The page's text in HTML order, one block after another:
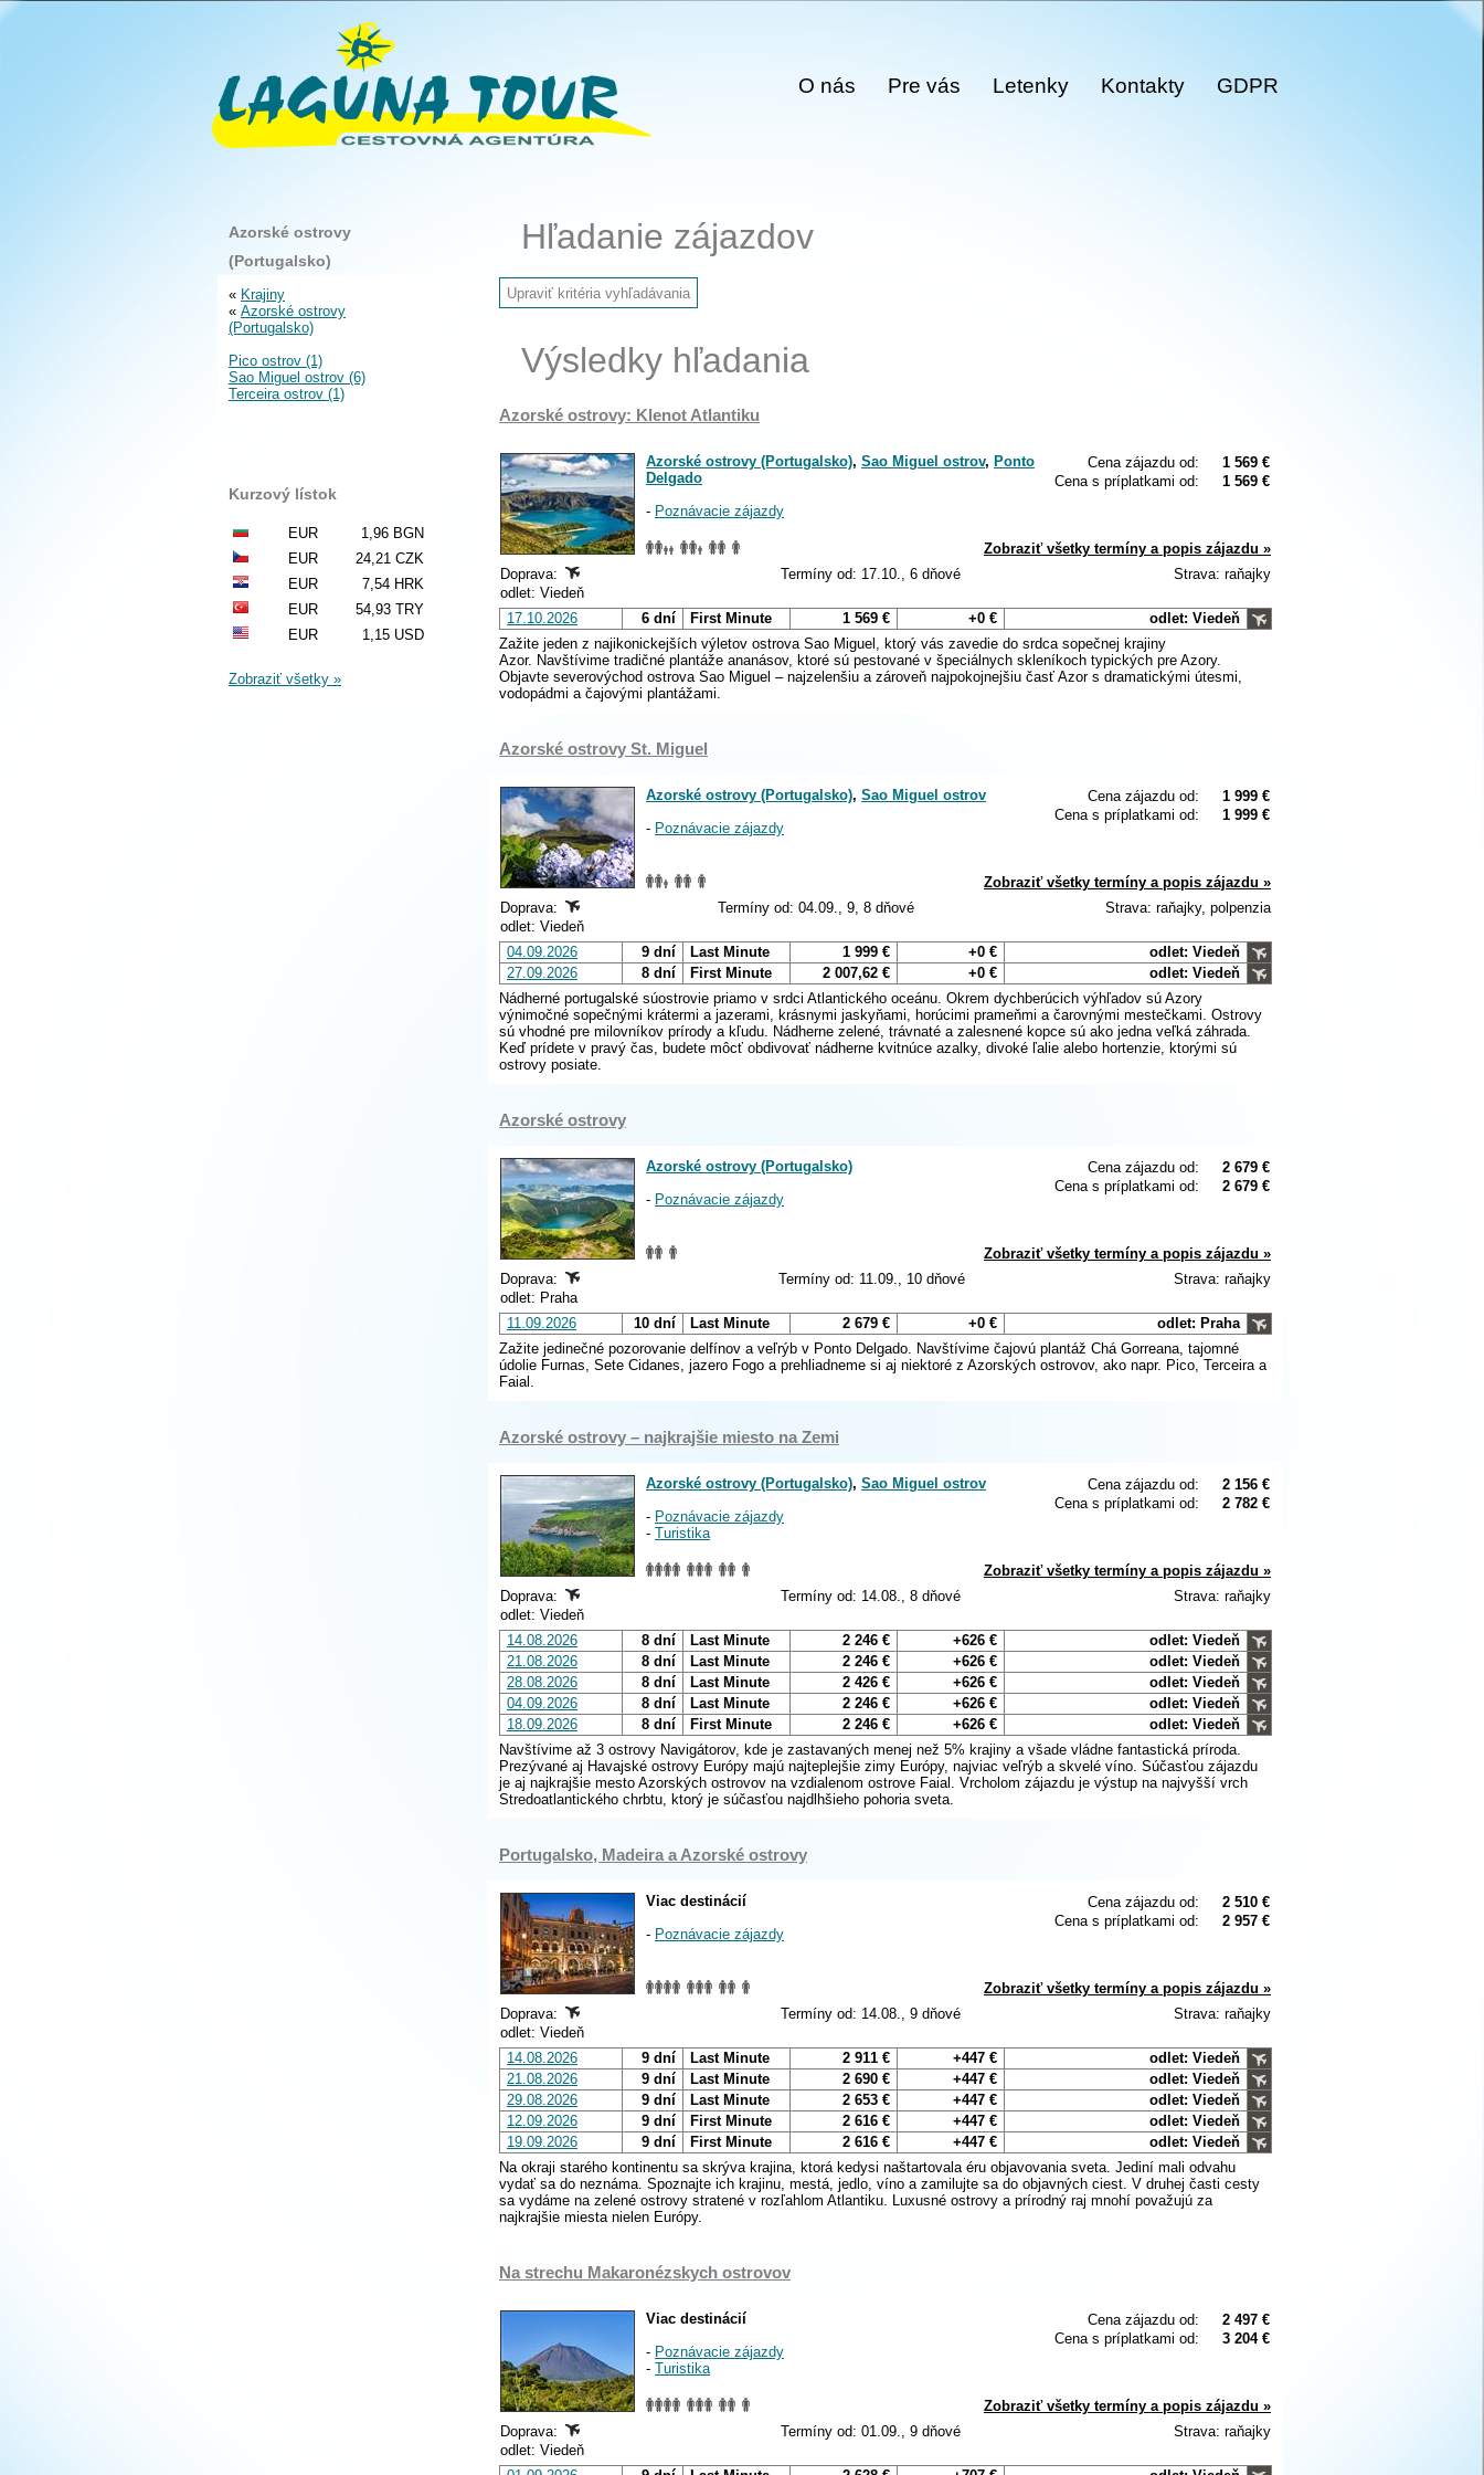
O nás Pre vás Letenky Kontakty GDPR
Hľadanie zájazdov
Výsledky hľadania
Azorské ostrovy: Klenot Atlantiku
Cena zájazdu od:
1 569 €
Cena s príplatkami od:
1 569 €
Azorské ostrovy (Portugalsko), Sao Miguel ostrov, Ponto
Delgado
- Poznávacie zájazdy
Zobraziť všetky termíny a popis zájazdu »
Doprava:
Termíny od: 17.10., 6 dňové
Strava: raňajky
odlet: Viedeň
17.10.2026
6 dní First Minute 1 569 € +0 €
odlet: Viedeň
Zažite jeden z najikonickejších výletov ostrova Sao Miguel, ktorý vás zavedie do srdca sopečnej krajiny
Azor. Navštívime tradičné plantáže ananásov, ktoré sú pestované v špeciálnych skleníkoch typických pre Azory.
Objavte severovýchod ostrova Sao Miguel – najzelenšiu a zároveň najpokojnejšiu časť Azor s dramatickými útesmi,
vodopádmi a čajovými plantážami.
Azorské ostrovy St. Miguel
Cena zájazdu od:
1 999 €
Cena s príplatkami od:
1 999 €
Azorské ostrovy (Portugalsko), Sao Miguel ostrov
- Poznávacie zájazdy
Zobraziť všetky termíny a popis zájazdu »
Doprava:
Termíny od: 04.09., 9, 8 dňové
Strava: raňajky, polpenzia
odlet: Viedeň
04.09.2026
9 dní Last Minute 1 999 € +0 €
odlet: Viedeň
27.09.2026
8 dní First Minute 2 007,62 € +0 €
odlet: Viedeň
Nádherné portugalské súostrovie priamo v srdci Atlantického oceánu. Okrem dychberúcich výhľadov sú Azory
výnimočné sopečnými krátermi a jazerami, krásnymi jaskyňami, horúcimi prameňmi a čarovnými mestečkami. Ostrovy
sú vhodné pre milovníkov prírody a kľudu. Nádherne zelené, trávnaté a zalesnené kopce sú ako jedna veľká záhrada.
Keď prídete v pravý čas, budete môcť obdivovať nádherne kvitnúce azalky, divoké ľalie alebo hortenzie, ktorými sú
ostrovy posiate.
Azorské ostrovy
Cena zájazdu od:
2 679 €
Cena s príplatkami od:
2 679 €
Azorské ostrovy (Portugalsko)
- Poznávacie zájazdy
Zobraziť všetky termíny a popis zájazdu »
Doprava:
Termíny od: 11.09., 10 dňové
Strava: raňajky
odlet: Praha
11.09.2026
10 dní Last Minute 2 679 € +0 €
odlet: Praha
Zažite jedinečné pozorovanie delfínov a veľrýb v Ponto Delgado. Navštívime čajovú plantáž Chá Gorreana, tajomné
údolie Furnas, Sete Cidanes, jazero Fogo a prehliadneme si aj niektoré z Azorských ostrovov, ako napr. Pico, Terceira a
Faial.
Azorské ostrovy – najkrajšie miesto na Zemi
Cena zájazdu od:
2 156 €
Cena s príplatkami od:
2 782 €
Azorské ostrovy (Portugalsko), Sao Miguel ostrov
- Poznávacie zájazdy
- Turistika
Zobraziť všetky termíny a popis zájazdu »
Doprava:
Termíny od: 14.08., 8 dňové
Strava: raňajky
odlet: Viedeň
14.08.2026
8 dní Last Minute 2 246 € +626 €
odlet: Viedeň
21.08.2026
8 dní Last Minute 2 246 € +626 €
odlet: Viedeň
28.08.2026
8 dní Last Minute 2 426 € +626 €
odlet: Viedeň
04.09.2026
8 dní Last Minute 2 246 € +626 €
odlet: Viedeň
18.09.2026
8 dní First Minute 2 246 € +626 €
odlet: Viedeň
Navštívime až 3 ostrovy Navigátorov, kde je zastavaných menej než 5% krajiny a všade vládne fantastická príroda.
Prezývané aj Havajské ostrovy Európy majú najteplejšie zimy Európy, najviac veľrýb a skvelé víno. Súčasťou zájazdu
je aj najkrajšie mesto Azorských ostrovov na vzdialenom ostrove Faial. Vrcholom zájazdu je výstup na najvyšší vrch
Stredoatlantického chrbtu, ktorý je súčasťou najdlhšieho pohoria sveta.
Portugalsko, Madeira a Azorské ostrovy
Cena zájazdu od:
2 510 €
Cena s príplatkami od:
2 957 €
Viac destinácií
- Poznávacie zájazdy
Zobraziť všetky termíny a popis zájazdu »
Doprava:
Termíny od: 14.08., 9 dňové
Strava: raňajky
odlet: Viedeň
14.08.2026
9 dní Last Minute 2 911 € +447 €
odlet: Viedeň
21.08.2026
9 dní Last Minute 2 690 € +447 €
odlet: Viedeň
29.08.2026
9 dní Last Minute 2 653 € +447 €
odlet: Viedeň
12.09.2026
9 dní First Minute 2 616 € +447 €
odlet: Viedeň
19.09.2026
9 dní First Minute 2 616 € +447 €
odlet: Viedeň
Na okraji starého kontinentu sa skrýva krajina, ktorá kedysi naštartovala éru objavovania sveta. Jediní mali odvahu
vydať sa do neznáma. Spoznajte ich krajinu, mestá, jedlo, víno a zamilujte sa do objavných ciest. V druhej časti cesty
sa vydáme na zelené ostrovy stratené v rozľahlom Atlantiku. Luxusné ostrovy a prírodný raj mnohí považujú za
najkrajšie miesta nielen Európy.
Na strechu Makaronézskych ostrovov
Cena zájazdu od:
2 497 €
Cena s príplatkami od:
3 204 €
Viac destinácií
- Poznávacie zájazdy
- Turistika
Zobraziť všetky termíny a popis zájazdu »
Doprava:
Termíny od: 01.09., 9 dňové
Strava: raňajky
odlet: Viedeň
Azorské ostrovy
(Portugalsko)
« Krajiny
« Azorské ostrovy
(Portugalsko)
Pico ostrov (1)
Sao Miguel ostrov (6)
Terceira ostrov (1)
Kurzový lístok
EUR
1,96 BGN
EUR
24,21 CZK
EUR
7,54 HRK
EUR
54,93 TRY
EUR
1,15 USD
Zobraziť všetky »